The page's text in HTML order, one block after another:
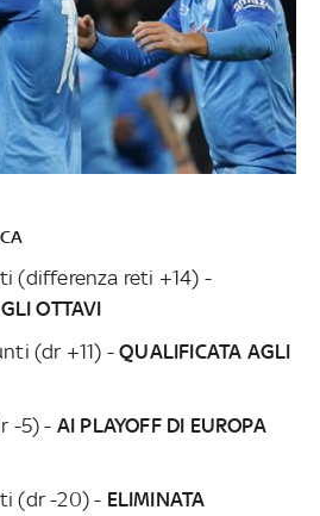
(differenza reti +14) -
OTTAVI
(dr +11) -QUALIFICATA AGLI
-5) - AI PLAYOFF DI EUROPA
(dr -20) - ELIMINATA